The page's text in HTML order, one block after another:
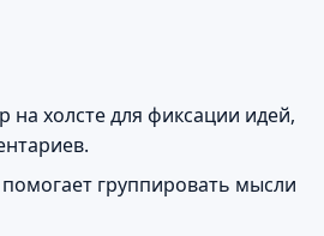
на холсте для фиксации идей,
помогает группировать мысли